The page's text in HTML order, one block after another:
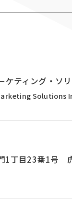
エイティビティ
ション
リース
ケティング・ソ
Solutions
1丁目23番1号